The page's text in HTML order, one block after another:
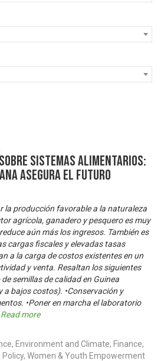
SISTEMAS ALIMENTARIOS:
ASEGURA EL FUTURO
la producción favorable a la naturaleza
agrícola, ganadero y pesquero es muy
aún más los ingresos. También es
cargas fiscales y elevadas tasas
a la carga de costos existentes en un
y venta. Resaltan los siguientes
semillas de calidad en Guinea
a bajos costos). •Conservación y
•Poner en marcha el laboratorio
Read more
Environment and Climate, Finance,
Women & Youth Empowerment